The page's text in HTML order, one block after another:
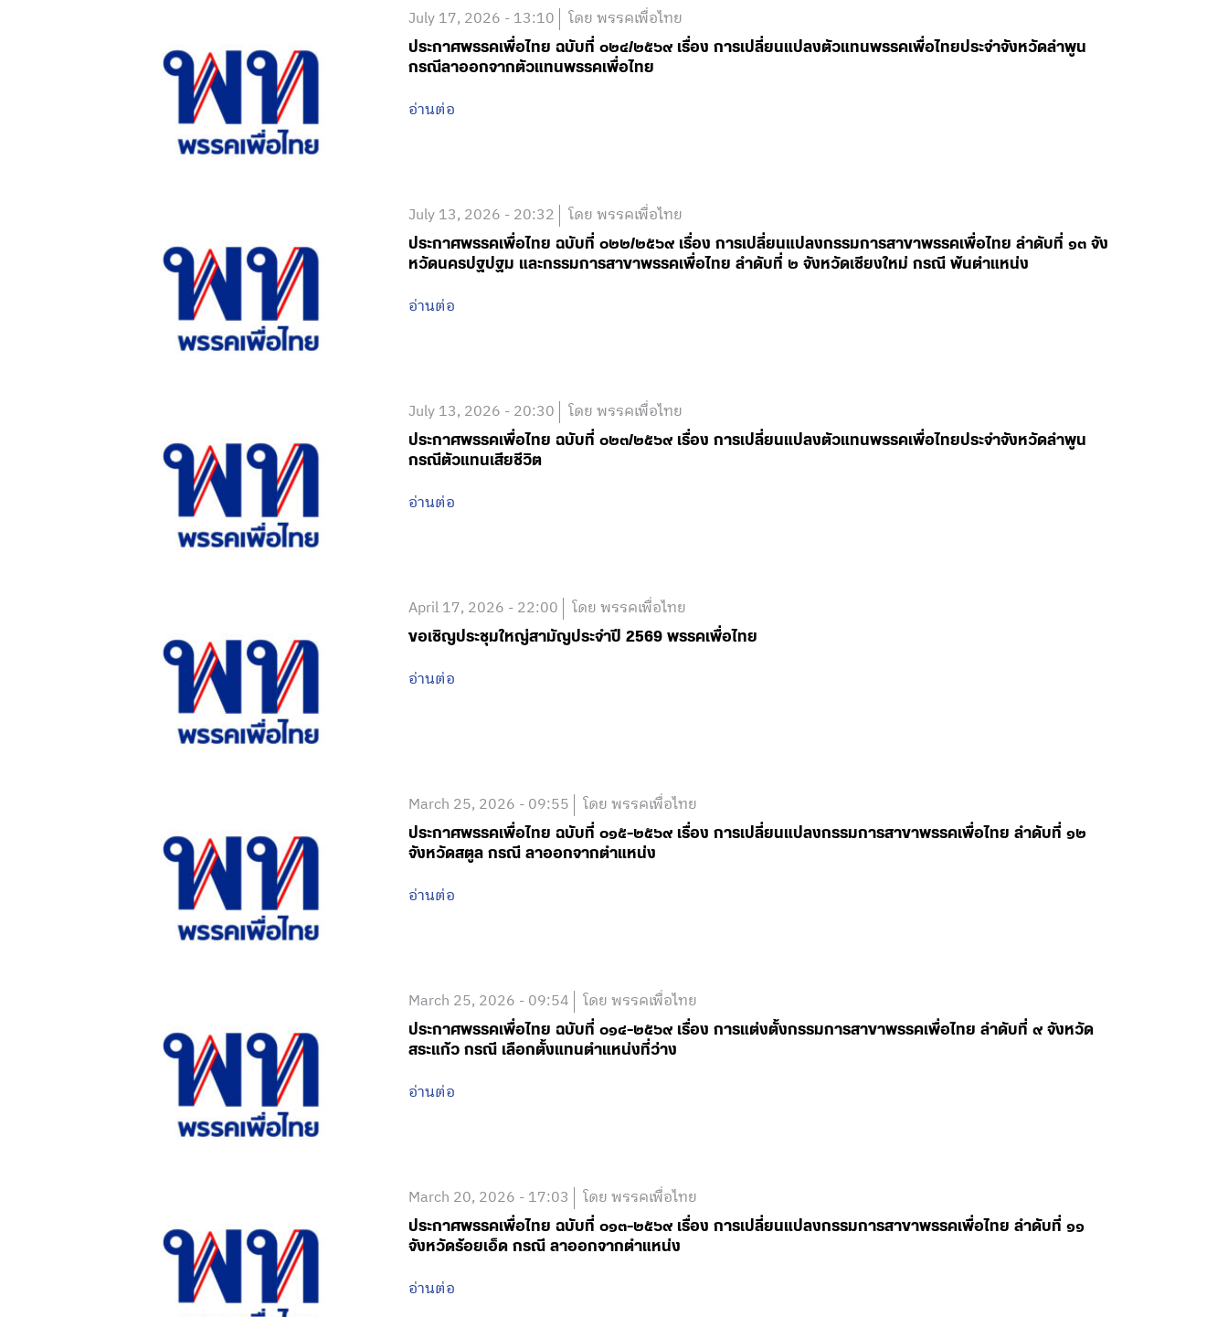
July 17, 2026 - 13:10 โดย พรรคเพื่อไทย
ประกาศพรรคเพื่อไทย ฉบับที่ ๐๒๔/๒๕๖๙ เรื่อง การเปลี่ยนแปลงตัวแทนพรรคเพื่อไทยประจำจังหวัดลำพูน
กรณีลาออกจากตัวแทนพรรคเพื่อไทย
อ่านต่อ
July 13, 2026 - 20:32 โดย พรรคเพื่อไทย
ประกาศพรรคเพื่อไทย ฉบับที่ ๐๒๒/๒๕๖๙ เรื่อง การเปลี่ยนแปลงกรรมการสาขาพรรคเพื่อไทย ลำดับที่ ๑๓ จัง
หวัดนครปฐปฐม และกรรมการสาขาพรรคเพื่อไทย ลำดับที่ ๒ จังหวัดเชียงใหม่ กรณี พ้นตำแหน่ง
อ่านต่อ
July 13, 2026 - 20:30 โดย พรรคเพื่อไทย
ประกาศพรรคเพื่อไทย ฉบับที่ ๐๒๓/๒๕๖๙ เรื่อง การเปลี่ยนแปลงตัวแทนพรรคเพื่อไทยประจำจังหวัดลำพูน
กรณีตัวแทนเสียชีวิต
อ่านต่อ
April 17, 2026 - 22:00 โดย พรรคเพื่อไทย
ขอเชิญประชุมใหญ่สามัญประจำปี 2569 พรรคเพื่อไทย
อ่านต่อ
March 25, 2026 - 09:55 โดย พรรคเพื่อไทย
ประกาศพรรคเพื่อไทย ฉบับที่ ๐๑๕-๒๕๖๙ เรื่อง การเปลี่ยนแปลงกรรมการสาขาพรรคเพื่อไทย ลำดับที่ ๑๒
จังหวัดสตูล กรณี ลาออกจากตำแหน่ง
อ่านต่อ
March 25, 2026 - 09:54 โดย พรรคเพื่อไทย
ประกาศพรรคเพื่อไทย ฉบับที่ ๐๑๔-๒๕๖๙ เรื่อง การแต่งตั้งกรรมการสาขาพรรคเพื่อไทย ลำดับที่ ๙ จังหวัด
สระแก้ว กรณี เลือกตั้งแทนตำแหน่งที่ว่าง
อ่านต่อ
March 20, 2026 - 17:03 โดย พรรคเพื่อไทย
ประกาศพรรคเพื่อไทย ฉบับที่ ๐๑๓-๒๕๖๙ เรื่อง การเปลี่ยนแปลงกรรมการสาขาพรรคเพื่อไทย ลำดับที่ ๑๑
จังหวัดร้อยเอ็ด กรณี ลาออกจากตำแหน่ง
อ่านต่อ